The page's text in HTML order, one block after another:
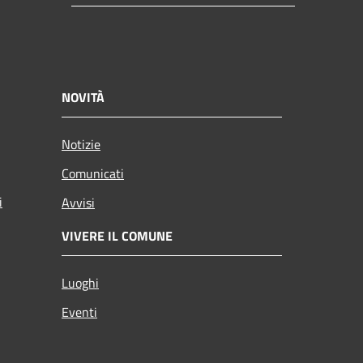
NOVITÀ
Notizie
Comunicati
Avvisi
VIVERE IL COMUNE
Luoghi
Eventi